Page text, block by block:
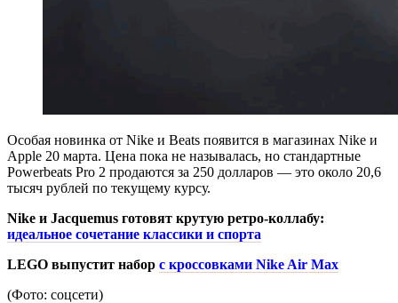
Особая новинка от Nike и Beats появится в магазинах Nike и
Apple 20 марта. Цена пока не называлась, но стандартные
Powerbeats Pro 2 продаются за 250 долларов — это около 20,6
тысяч рублей по текущему курсу.
Nike и Jacquemus готовят крутую ретро-коллабу:
идеальное сочетание классики и спорта
LEGO выпустит набор с кроссовками Nike Air Max
(Фото: соцсети)